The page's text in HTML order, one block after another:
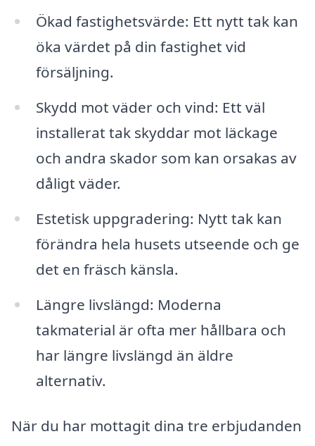
Ökad fastighetsvärde: Ett nytt tak kan
öka värdet på din fastighet vid
försäljning.
Skydd mot väder och vind: Ett väl
installerat tak skyddar mot läckage
och andra skador som kan orsakas av
dåligt väder.
Estetisk uppgradering: Nytt tak kan
förändra hela husets utseende och ge
det en fräsch känsla.
Längre livslängd: Moderna
takmaterial är ofta mer hållbara och
har längre livslängd än äldre
alternativ.
När du har mottagit dina tre erbjudanden